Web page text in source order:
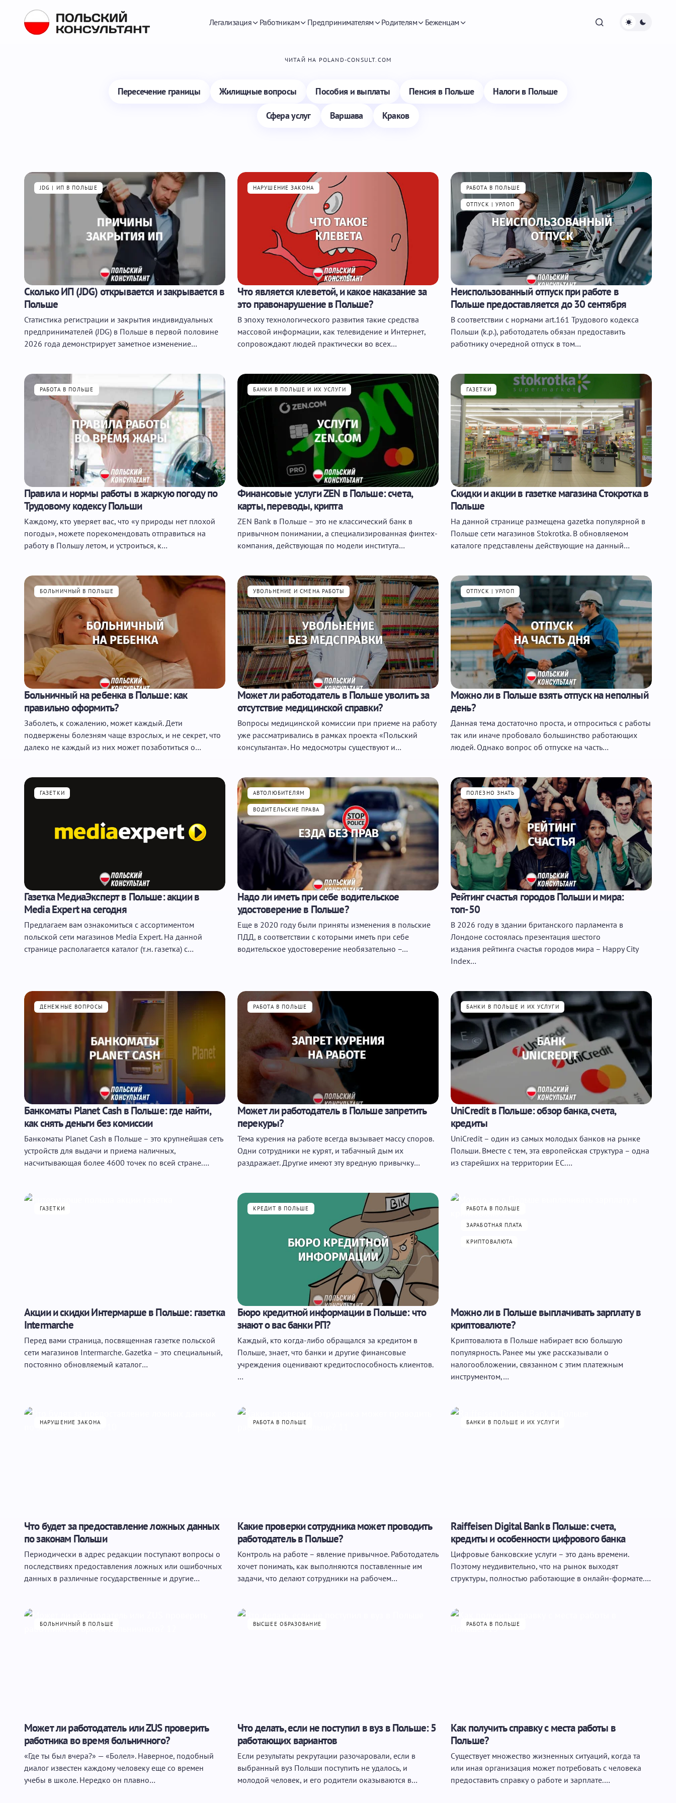
Легализация Работникам Предпринимателям Родителям Беженцам
ЧИТАЙ НА POLAND-CONSULT.COM
Пересечение границы Жилищные вопросы Пособия и выплаты Пенсия в Польше Налоги в Польше
Сфера услуг Варшава Краков
JDG | ИП В ПОЛЬШЕ
Сколько ИП (JDG) открывается и закрывается в
Польше
Статистика регистрации и закрытия индивидуальных
предпринимателей (JDG) в Польше в первой половине
2026 года демонстрирует заметное изменение…
НАРУШЕНИЕ ЗАКОНА
Что является клеветой, и какое наказание за
это правонарушение в Польше?
В эпоху технологического развития такие средства
массовой информации, как телевидение и Интернет,
сопровождают людей практически во всех…
РАБОТА В ПОЛЬШЕ
ОТПУСК | УРЛОП
Неиспользованный отпуск при работе в
Польше предоставляется до 30 сентября
В соответствии с нормами art.161 Трудового кодекса
Польши (k.p.), работодатель обязан предоставить
работнику очередной отпуск в том…
РАБОТА В ПОЛЬШЕ
Правила и нормы работы в жаркую погоду по
Трудовому кодексу Польши
Каждому, кто уверяет вас, что «у природы нет плохой
погоды», можете порекомендовать отправиться на
работу в Польшу летом, и устроиться, к…
БАНКИ В ПОЛЬШЕ И ИХ УСЛУГИ
Финансовые услуги ZEN в Польше: счета,
карты, переводы, крипта
ZEN Bank в Польше – это не классический банк в
привычном понимании, а специализированная финтех-
компания, действующая по модели института…
ГАЗЕТКИ
Скидки и акции в газетке магазина Стокротка в
Польше
На данной странице размещена gazetka популярной в
Польше сети магазинов Stokrotka. В обновляемом
каталоге представлены действующие на данный…
БОЛЬНИЧНЫЙ В ПОЛЬШЕ
Больничный на ребенка в Польше: как
правильно оформить?
Заболеть, к сожалению, может каждый. Дети
подвержены болезням чаще взрослых, и не секрет, что
далеко не каждый из них может позаботиться о…
УВОЛЬНЕНИЕ И СМЕНА РАБОТЫ
Может ли работодатель в Польше уволить за
отсутствие медицинской справки?
Вопросы медицинской комиссии при приеме на работу
уже рассматривались в рамках проекта «Польский
консультанта». Но медосмотры существуют и…
ОТПУСК | УРЛОП
Можно ли в Польше взять отпуск на неполный
день?
Данная тема достаточно проста, и отпроситься с работы
так или иначе пробовало большинство работающих
людей. Однако вопрос об отпуске на часть…
ГАЗЕТКИ
Газетка МедиаЭксперт в Польше: акции в
Media Expert на сегодня
Предлагаем вам ознакомиться с ассортиментом
польской сети магазинов Media Expert. На данной
странице располагается каталог (т.н. газетка) с…
АВТОЛЮБИТЕЛЯМ
ВОДИТЕЛЬСКИЕ ПРАВА
Надо ли иметь при себе водительское
удостоверение в Польше?
Еще в 2020 году были приняты изменения в польские
ПДД, в соответствии с которыми иметь при себе
водительское удостоверение необязательно –…
ПОЛЕЗНО ЗНАТЬ
Рейтинг счастья городов Польши и мира:
топ-50
В 2026 году в здании британского парламента в
Лондоне состоялась презентация шестого
издания рейтинга счастья городов мира – Happy City
Index…
ДЕНЕЖНЫЕ ВОПРОСЫ
Банкоматы Planet Cash в Польше: где найти,
как снять деньги без комиссии
Банкоматы Planet Cash в Польше – это крупнейшая сеть
устройств для выдачи и приема наличных,
насчитывающая более 4600 точек по всей стране.…
РАБОТА В ПОЛЬШЕ
Может ли работодатель в Польше запретить
перекуры?
Тема курения на работе всегда вызывает массу споров.
Одни сотрудники не курят, и табачный дым их
раздражает. Другие имеют эту вредную привычку…
БАНКИ В ПОЛЬШЕ И ИХ УСЛУГИ
UniCredit в Польше: обзор банка, счета,
кредиты
UniCredit – один из самых молодых банков на рынке
Польши. Вместе с тем, эта европейская структура – одна
из старейших на территории ЕС.…
ГАЗЕТКИ
Акции и скидки Интермарше в Польше: газетка
Intermarche
Перед вами страница, посвященная газетке польской
сети магазинов Intermarche. Gazetka – это специальный,
постоянно обновляемый каталог…
КРЕДИТ В ПОЛЬШЕ
Бюро кредитной информации в Польше: что
знают о вас банки РП?
Каждый, кто когда-либо обращался за кредитом в
Польше, знает, что банки и другие финансовые
учреждения оценивают кредитоспособность клиентов.
…
РАБОТА В ПОЛЬШЕ
ЗАРАБОТНАЯ ПЛАТА
КРИПТОВАЛЮТА
Можно ли в Польше выплачивать зарплату в
криптовалюте?
Криптовалюта в Польше набирает всю большую
популярность. Ранее мы уже рассказывали о
налогообложении, связанном с этим платежным
инструментом,…
НАРУШЕНИЕ ЗАКОНА
Что будет за предоставление ложных данных
по законам Польши
Периодически в адрес редакции поступают вопросы о
последствиях предоставления ложных или ошибочных
данных в различные государственные и другие…
РАБОТА В ПОЛЬШЕ
Какие проверки сотрудника может проводить
работодатель в Польше?
Контроль на работе – явление привычное. Работодатель
хочет понимать, как выполняются поставленные им
задачи, что делают сотрудники на рабочем…
БАНКИ В ПОЛЬШЕ И ИХ УСЛУГИ
Raiffeisen Digital Bank в Польше: счета,
кредиты и особенности цифрового банка
Цифровые банковские услуги – это дань времени.
Поэтому неудивительно, что на рынок выходят
структуры, полностью работающие в онлайн-формате.…
БОЛЬНИЧНЫЙ В ПОЛЬШЕ
Может ли работодатель или ZUS проверить
работника во время больничного?
«Где ты был вчера?» — «Болел». Наверное, подобный
диалог известен каждому человеку еще со времен
учебы в школе. Нередко он плавно…
ВЫСШЕЕ ОБРАЗОВАНИЕ
Что делать, если не поступил в вуз в Польше: 5
работающих вариантов
Если результаты рекрутации разочаровали, если в
выбранный вуз Польши поступить не удалось, и
молодой человек, и его родители оказываются в…
РАБОТА В ПОЛЬШЕ
Как получить справку с места работы в
Польше?
Существует множество жизненных ситуаций, когда та
или иная организация может потребовать с человека
предоставить справку о работе и зарплате.…